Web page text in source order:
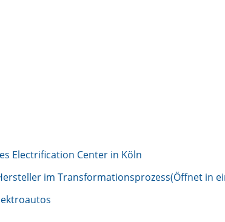
Electrification Center in Köln
im Transformationsprozess(Öffnet in